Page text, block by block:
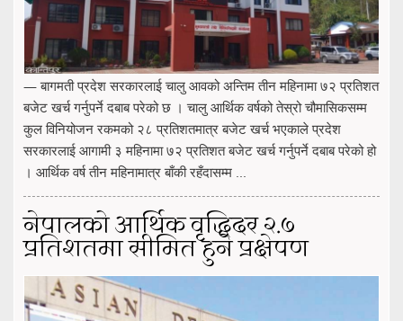
— बागमती प्रदेश सरकारलाई चालु आवको अन्तिम तीन महिनामा ७२ प्रतिशत
बजेट खर्च गर्नुपर्ने दबाब परेको छ । चालु आर्थिक वर्षको तेस्रो चौमासिकसम्म
कुल विनियोजन रकमको २८ प्रतिशतमात्र बजेट खर्च भएकाले प्रदेश
सरकारलाई आगामी ३ महिनामा ७२ प्रतिशत बजेट खर्च गर्नुपर्ने दबाब परेको हो
। आर्थिक वर्ष तीन महिनामात्र बाँकी रहँदासम्म ...
नेपालको आर्थिक वृद्धिदर २.७
प्रतिशतमा सीमित हुने प्रक्षेपण